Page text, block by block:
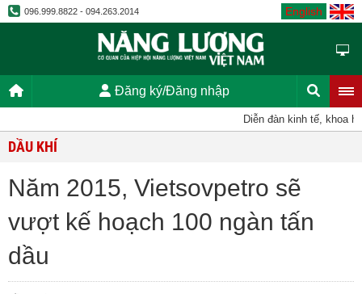
096.999.8822 - 094.263.2014 English
Đăng ký/Đăng nhập
Diễn đàn kinh tế, khoa
DẦU KHÍ
Năm 2015, Vietsovpetro sẽ
vượt kế hoạch 100 ngàn tấn
dầu